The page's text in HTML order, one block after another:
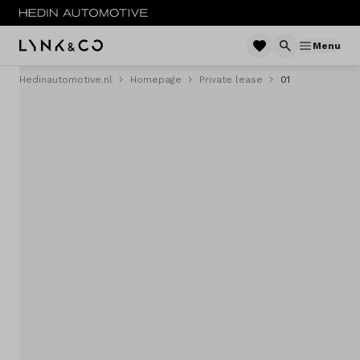
Menu
Menu
Hedinautomotive.nl Homepage Private lease 01